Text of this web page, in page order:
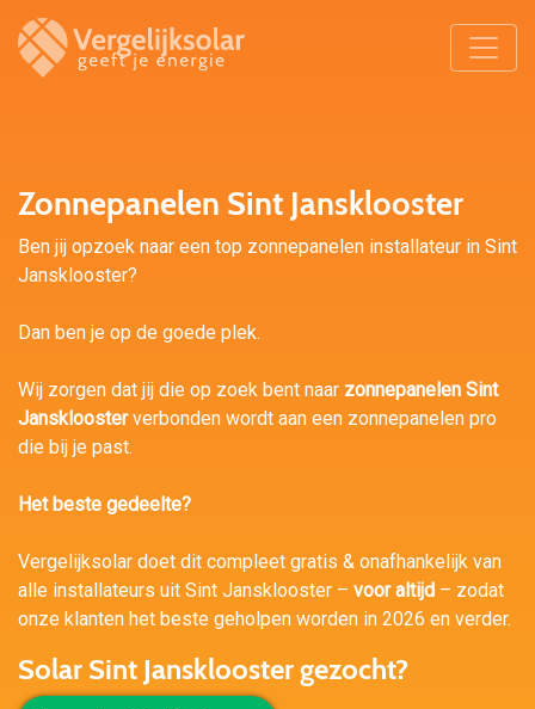
Zonnepanelen Sint Jansklooster
Ben jij opzoek naar een top zonnepanelen installateur in Sint
Jansklooster?
Dan ben je op de goede plek.
Wij zorgen dat jij die op zoek bent naar zonnepanelen Sint
Janskloosterverbonden wordt aan een zonnepanelen pro
die bij je past.
Het beste gedeelte?
Vergelijksolar doet dit compleet gratis & onafhankelijk van
alle installateurs uit Sint Jansklooster – voor altijd – zodat
onze klanten het beste geholpen worden in 2026 en verder.
Solar Sint Jansklooster gezocht?